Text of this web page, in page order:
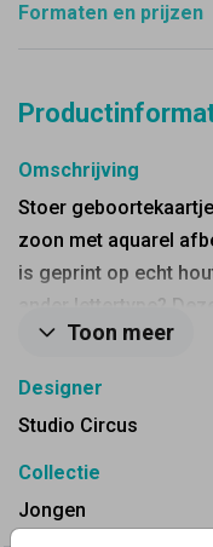
Formaten en prijzen
Omschrijving
Stoer
zoon met aquarel
is geprint op echt
ander lettertype?
Goed om te weten: •
langere verzendtijd:
volgende werkdag
technisch niet
deze kleur dus niet •
verzonden worden
Toon meer
Designer
Studio Circus
Collectie
Jongen